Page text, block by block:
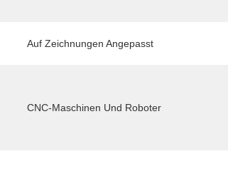
Auf Zeichnungen Angepasst
CNC-Maschinen Und Roboter